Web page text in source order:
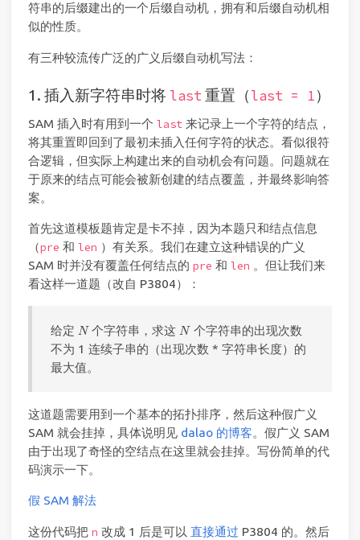
符串的后缀建出的一个后缀自动机，拥有和后缀自动机相
似的性质。
有三种较流传广泛的广义后缀自动机写法：
1. 插入新字符串时将 last重置（last = 1）
SAM 插入时有用到一个 last 来记录上一个字符的结点，
将其重置即回到了最初未插入任何字符的状态。看似很符
合逻辑，但实际上构建出来的自动机会有问题。问题就在
于原来的结点可能会被新创建的结点覆盖，并最终影响答
案。
首先这道模板题肯定是卡不掉，因为本题只和结点信息
（pre 和 len ）有关系。我们在建立这种错误的广义
SAM 时并没有覆盖任何结点的 pre 和 len 。但让我们来
看这样一道题（改自 P3804）：
给定 N
N个字符串，求这 N
N个字符串的出现次数
不为 1 连续子串的（出现次数 * 字符串长度）的
最大值。
这道题需要用到一个基本的拓扑排序，然后这种假广义
SAM 就会挂掉，具体说明见 dalao 的博客。假广义 SAM
由于出现了奇怪的空结点在这里就会挂掉。写份简单的代
码演示一下。
假 SAM 解法
这份代码把 n 改成 1 后是可以 直接通过 P3804 的。然后